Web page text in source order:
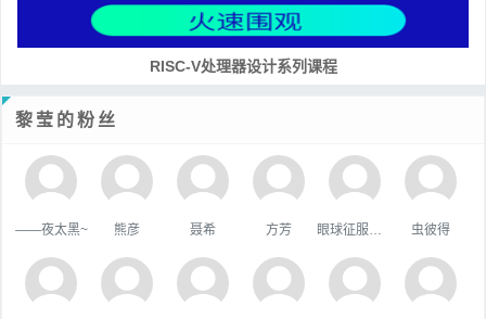
RISC-V处理器设计系列课程
黎莹的粉丝
——夜太黑~ 熊彦 聂希 方芳 虫彼得